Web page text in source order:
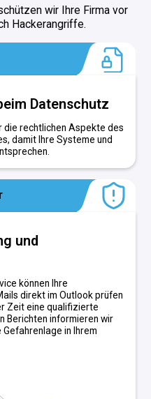
wir Ihre Firma vor
Hackerangriffe.
Datenschutz
die rechtlichen Aspekte des
damit Ihre Systeme und
und
können Ihre
direkt im Outlook prüfen
Zeit eine qualifizierte
Berichten informieren wir
in Ihrem